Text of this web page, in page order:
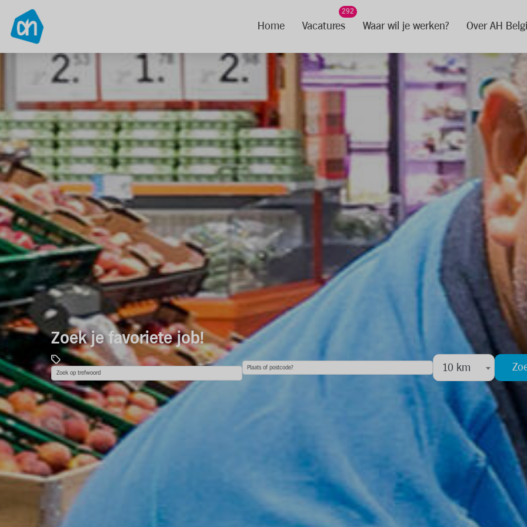
Home Vacatures
292
Waar wil je werken? Over AH
Zoek je favoriete job!
10 km